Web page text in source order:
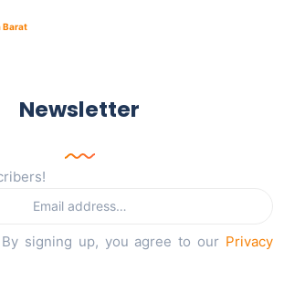
Barat
Newsletter
By signing up, you agree to our Privacy